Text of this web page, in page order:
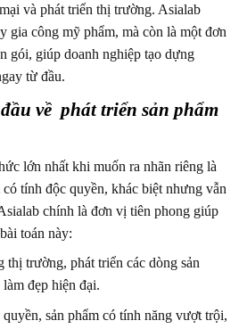
và phát triển thị trường. Asialab
gia công mỹ phẩm, mà còn là một đơn
gói, giúp doanh nghiệp tạo dựng
từ đầu.
về phát triển sản phẩm
lớn nhất khi muốn ra nhãn riêng là
có tính độc quyền, khác biệt nhưng vẫn
chính là đơn vị tiên phong giúp
toán này:
trường, phát triển các dòng sản
đẹp hiện đại.
sản phẩm có tính năng vượt trội,